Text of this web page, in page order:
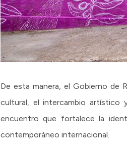
De esta manera, el Gobierno de
cultural, el intercambio artístico
encuentro que fortalece la
contemporáneo internacional.